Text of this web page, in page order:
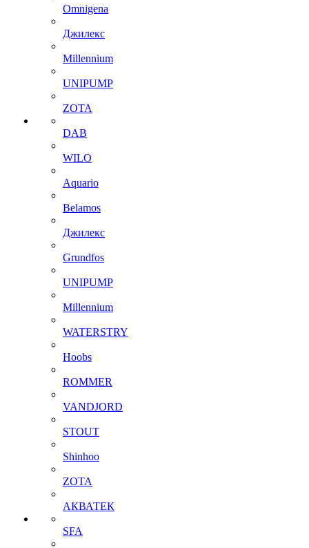
Omnigena
Джилекс
Millennium
UNIPUMP
ZOTA
DAB
WILO
Aquario
Belamos
Джилекс
Grundfos
UNIPUMP
Millennium
WATERSTRY
Hoobs
ROMMER
VANDJORD
STOUT
Shinhoo
ZOTA
АКВАТЕК
SFA